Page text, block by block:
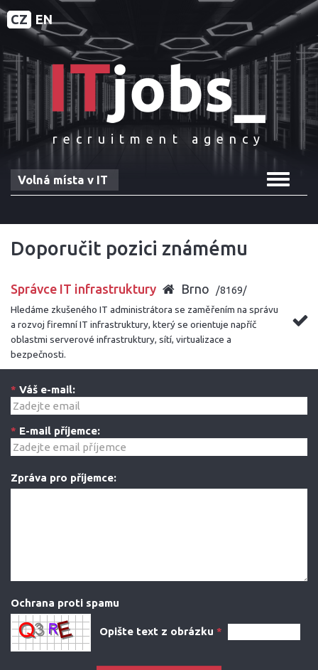
CZ EN
recruitment agency
Toggle
Volná místa v IT
Doporučit pozici známému
Správce IT infrastruktury Brno
/8169/
Hledáme zkušeného IT administrátora se zaměřením na správu
a rozvoj firemní IT infrastruktury, který se orientuje napříč
oblastmi serverové infrastruktury, sítí, virtualizace a
bezpečnosti.
* Váš e-mail:
* E-mail příjemce:
Zpráva pro příjemce:
Ochrana proti spamu
Opište text z obrázku *